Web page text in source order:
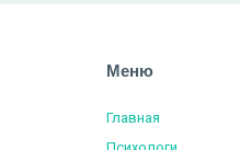
Меню
Главная